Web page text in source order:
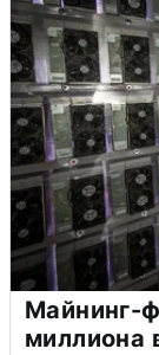
Майнинг-
миллиона